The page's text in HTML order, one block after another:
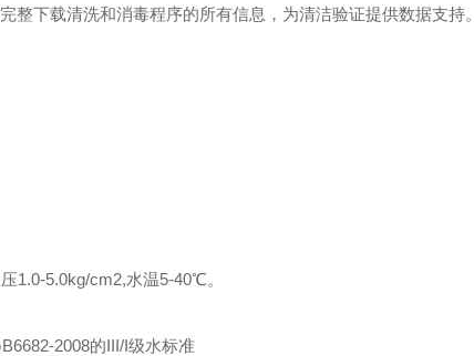
整下载清洗和消毒程序的所有信息，为清洁验证提供数据支持。
1.0-5.0kg/cm2,水温5-40℃。
2008的III/I级水标准